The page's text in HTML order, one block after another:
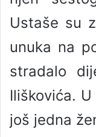
Ustaše su
unuka na
stradalo
Iliškovića.
još jedna